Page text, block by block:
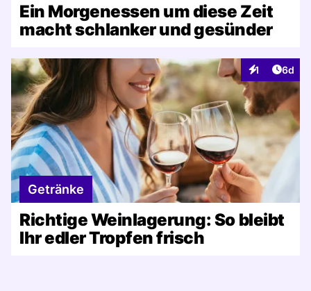
Ein Morgenessen um diese Zeit
macht schlanker und gesünder
1
Interaktionen
6d
Getränke
Richtige Weinlagerung: So bleibt
Ihr edler Tropfen frisch